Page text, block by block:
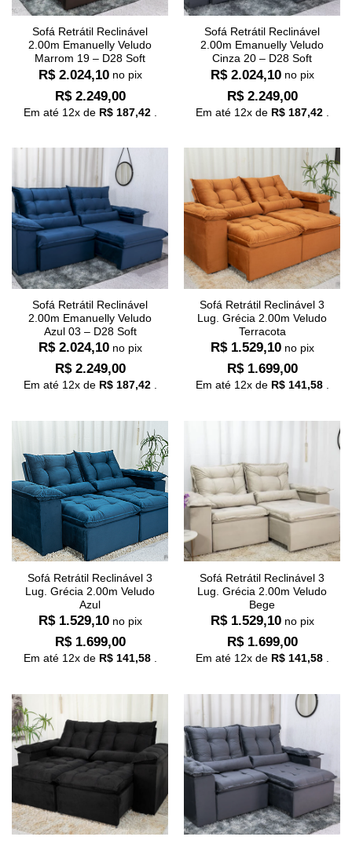
Sofá Retrátil Reclinável
2.00m Emanuelly Veludo
Marrom 19 – D28 Soft
R$2.024,10 no pix
R$2.249,00
Em até 12x de R$187,42.
Sofá Retrátil Reclinável
2.00m Emanuelly Veludo
Cinza 20 – D28 Soft
R$2.024,10 no pix
R$2.249,00
Em até 12x de R$187,42.
Sofá Retrátil Reclinável
2.00m Emanuelly Veludo
Azul 03 – D28 Soft
R$2.024,10 no pix
R$2.249,00
Em até 12x de R$187,42.
Sofá Retrátil Reclinável 3
Lug. Grécia 2.00m Veludo
Terracota
R$1.529,10 no pix
R$1.699,00
Em até 12x de R$141,58.
Sofá Retrátil Reclinável 3
Lug. Grécia 2.00m Veludo
Azul
R$1.529,10 no pix
R$1.699,00
Em até 12x de R$141,58.
Sofá Retrátil Reclinável 3
Lug. Grécia 2.00m Veludo
Bege
R$1.529,10 no pix
R$1.699,00
Em até 12x de R$141,58.